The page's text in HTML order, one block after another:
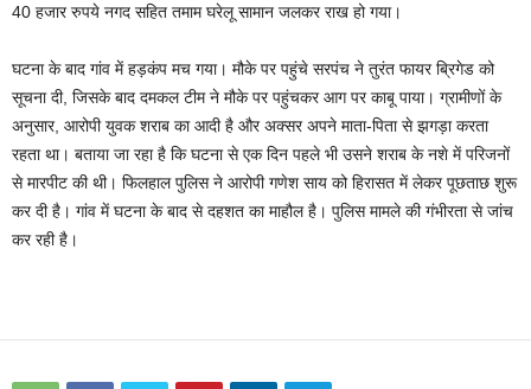
40 हजार रुपये नगद सहित तमाम घरेलू सामान जलकर राख हो गया।
घटना के बाद गांव में हड़कंप मच गया। मौके पर पहुंचे सरपंच ने तुरंत फायर ब्रिगेड को
सूचना दी, जिसके बाद दमकल टीम ने मौके पर पहुंचकर आग पर काबू पाया। ग्रामीणों के
अनुसार, आरोपी युवक शराब का आदी है और अक्सर अपने माता-पिता से झगड़ा करता
रहता था। बताया जा रहा है कि घटना से एक दिन पहले भी उसने शराब के नशे में परिजनों
से मारपीट की थी। फिलहाल पुलिस ने आरोपी गणेश साय को हिरासत में लेकर पूछताछ शुरू
कर दी है। गांव में घटना के बाद से दहशत का माहौल है। पुलिस मामले की गंभीरता से जांच
कर रही है।